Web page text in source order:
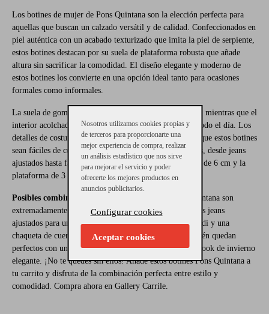
Los botines de mujer de Pons Quintana son la elección perfecta para
aquellas que buscan un calzado versátil y de calidad. Confeccionados en
piel auténtica con un acabado texturizado que imita la piel de serpiente,
estos botines destacan por su suela de plataforma robusta que añade
altura sin sacrificar la comodidad. El diseño elegante y moderno de
estos botines los convierte en una opción ideal tanto para ocasiones
formales como informales.
La suela de goma con estrías ofrece un excelente agarre, mientras que el
interior acolchado asegura una pisada cómoda durante todo el día. Los
detalles de costura y el acabado en tonos neutros hacen que estos botines
sean fáciles de combinar con diferentes estilos y prendas, desde jeans
ajustados hasta faldas y vestidos. La altura de la cuña es de 6 cm y la
plataforma de 3 cm aproximadamente.
Posibles combinaciones:
Estos botines mujer Pons Quintana son
extremadamente versátiles. Puedes combinarlos con unos jeans
ajustados para un look casual de día, o con una falda midi y una
chaqueta de cuero para un outfit más sofisticado. También quedan
perfectos con un abrigo largo en tonos neutros para un look de invierno
elegante. ¡No te quedes sin ellos! Añade estos botines Pons Quintana a
tu carrito y disfruta de la combinación perfecta entre estilo y
comodidad. Compra ahora en Gallery Carrile.
Nosotros utilizamos cookies propias y
de terceros para proporcionarte una
mejor experiencia de compra, realizar
un análisis estadístico que nos sirve
para mejorar el servicio y poder
ofrecerte los mejores productos en
anuncios publicitarios.
Configurar cookies
Aceptar cookies